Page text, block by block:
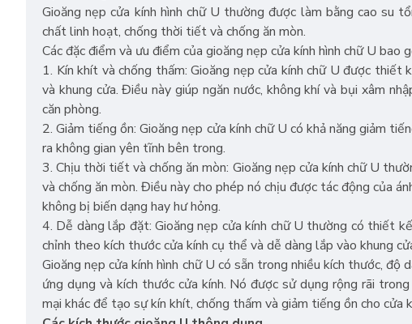
Gioăng nẹp cửa kính hình chữ U thường được làm bằng cao su
chất linh hoạt, chống thời tiết và chống ăn mòn.
Các đặc điểm và ưu điểm của gioăng nẹp cửa kính hình chữ U bao
1. Kín khít và chống thấm: Gioăng nẹp cửa kính chữ U được
và khung cửa. Điều này giúp ngăn nước, không khí và bụi xâm
căn phòng.
2. Giảm tiếng ồn: Gioăng nẹp cửa kính chữ U có khả năng giảm
ra không gian yên tĩnh bên trong.
3. Chịu thời tiết và chống ăn mòn: Gioăng nẹp cửa kính chữ U
và chống ăn mòn. Điều này cho phép nó chịu được tác động của
không bị biến dạng hay hư hỏng.
4. Dễ dàng lắp đặt: Gioăng nẹp cửa kính chữ U thường có thiết
chỉnh theo kích thước cửa kính cụ thể và dễ dàng lắp vào khung
Gioăng nẹp cửa kính hình chữ U có sẵn trong nhiều kích thước,
ứng dụng và kích thước cửa kính. Nó được sử dụng rộng rãi
mại khác để tạo sự kín khít, chống thấm và giảm tiếng ồn cho cửa